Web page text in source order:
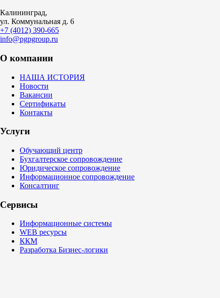
Калининград,
ул. Коммунальная д. 6
+7 (4012) 390-665
info@pgpgroup.ru
О компании
НАША ИСТОРИЯ
Новости
Вакансии
Сертификаты
Контакты
Услуги
Обучающий центр
Бухгалтерское сопровождение
Юридическое сопровождение
Информационное сопровождение
Консалтинг
Сервисы
Информационные системы
WEB ресурсы
ККМ
Разработка Бизнес-логики